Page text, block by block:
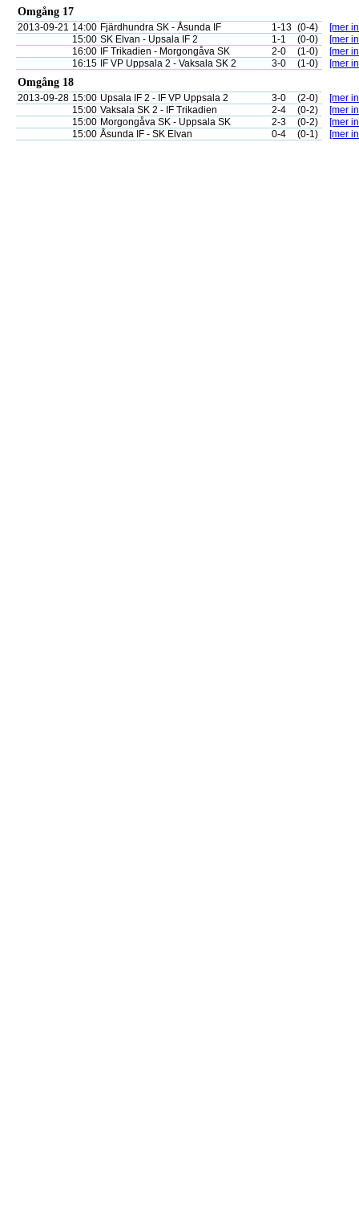
Omgång 17
2013-09-21 14:00 Fjärdhundra SK - Åsunda IF 1-13 (0-4)
[mer
15:00 SK Elvan - Upsala IF 2 1-1 (0-0)
[mer
16:00
IF Trikadien - Morgongåva SK 2-0 (1-0)
[mer
16:15
IF VP Uppsala 2 - Vaksala SK 2 3-0 (1-0) [mer
Omgång 18
2013-09-28 15:00 Upsala IF 2 - IF VP Uppsala 2 3-0 (2-0)
[mer
15:00 Vaksala SK 2 - IF Trikadien 2-4 (0-2)
[mer
15:00 Morgongåva SK - Uppsala SK 2-3 (0-2)
[mer
15:00 Åsunda IF - SK Elvan 0-4 (0-1) [mer